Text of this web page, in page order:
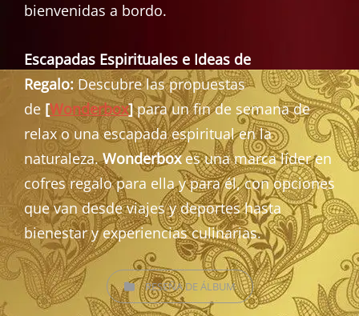
bienvenidas a bordo.
Escapadas Espirituales e Ideas de
Regalo:Descubre las propuestas
de [Wonderbox]para un fin de semana de
relax o una escapada espiritual en la
naturaleza.Wonderboxes una marca líder en
cofres regalo para ella y para él, con opciones
que van desde viajes y deportes hasta
bienestar y experiencias culinarias.
CATEGORÍASRESEÑA DE ÁLBUM